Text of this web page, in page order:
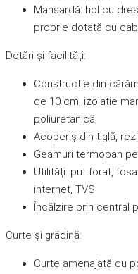
Mansardă: hol cu
proprie dotată cu
Dotări și facilități:
Construcție din
de 10 cm, izolație
poliuretanică
Acoperiș din țiglă,
Geamuri termopan
Utilități: put forat,
internet, TVS
Încălzire prin central
Curte și grădină:
Curte amenajată cu